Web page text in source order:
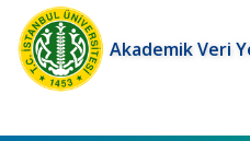
Akademik Veri